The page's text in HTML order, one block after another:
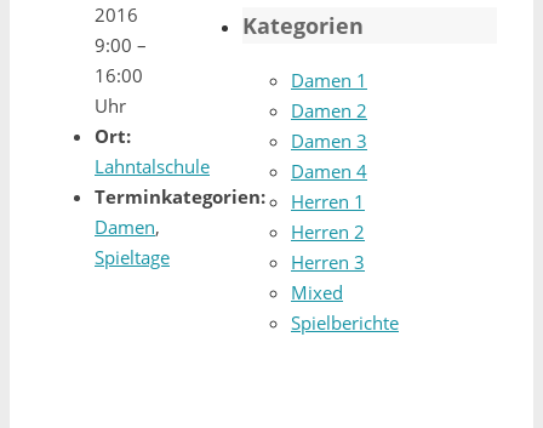
2016
9:00 –
16:00
Uhr
Ort:
Lahntalschule
Terminkategorien:
Damen,
Spieltage
Kategorien
Damen 1
Damen 2
Damen 3
Damen 4
Herren 1
Herren 2
Herren 3
Mixed
Spielberichte